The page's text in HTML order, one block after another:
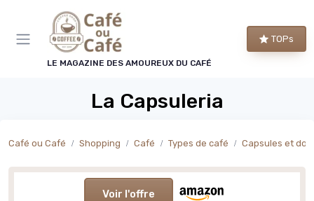
LE MAGAZINE DES AMOUREUX DU CAFÉ
TOPs
La Capsuleria
Café ou Café Shopping Café Types de café Capsules et
Voir l'offre
Panneau de gestion des cookies